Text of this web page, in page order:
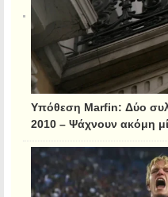
Υπόθεση Marfin: Δύο
2010 – Ψάχνουν ακόμη